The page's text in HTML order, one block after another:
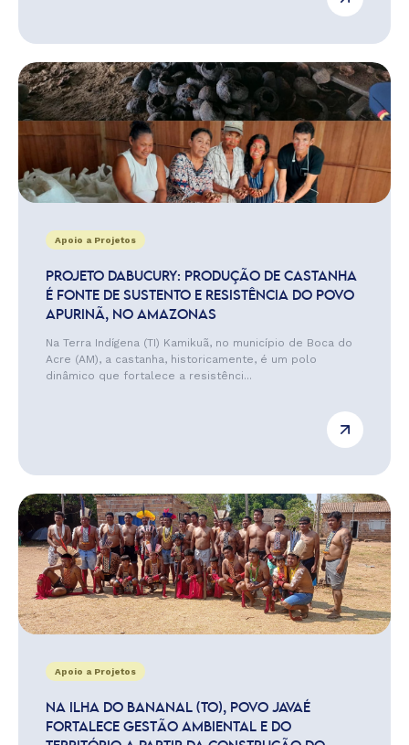
Apoio a Projetos
PROJETO DABUCURY: PRODUÇÃO DE CASTANHA
É FONTE DE SUSTENTO E RESISTÊNCIA DO POVO
APURINÃ, NO AMAZONAS
Na Terra Indígena (TI) Kamikuã, no município de Boca do
Acre (AM), a castanha, historicamente, é um polo
dinâmico que fortalece a resistênci...
Apoio a Projetos
NA ILHA DO BANANAL (TO), POVO JAVAÉ
FORTALECE GESTÃO AMBIENTAL E DO